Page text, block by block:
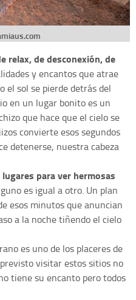
relax, de desconexión, de
y encantos que atrae
el sol se pierde detrás del
en un lugar bonito es un
que hace que el cielo se
convierte esos segundos
detenerse, nuestra cabeza
para ver hermosas
es igual a otro. Un plan
esos minutos que anuncian
a la noche tiñendo el cielo
es uno de los placeres de
visitar estos sitios no
tiene su encanto pero todos